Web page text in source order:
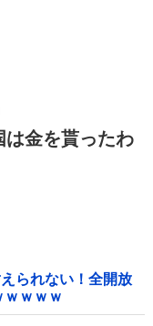
は金を貰ったわ
られない！全開放
ｗｗｗ